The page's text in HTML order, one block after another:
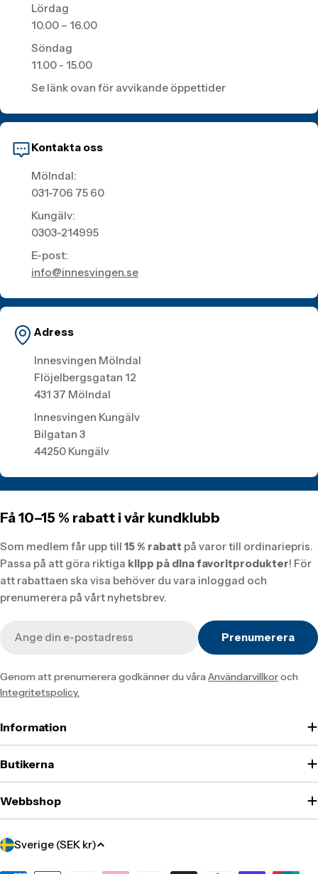
Lördag
10.00 – 16.00
Söndag
11.00 - 15.00
Se länk ovan för avvikande öppettider
Kontakta oss
Mölndal:
031-706 75 60
Kungälv:
0303-214995
E-post:
info@innesvingen.se
Adress
Innesvingen Mölndal
Flöjelbergsgatan 12
431 37 Mölndal
Innesvingen Kungälv
Bilgatan 3
44250 Kungälv
Få 10–15 % rabatt i vår kundklubb
Som medlem får upp till 15 % rabatt på varor till ordinariepris.
Passa på att göra riktiga klipp på dina favoritprodukter! För
att rabattaen ska visa behöver du vara inloggad och
prenumerera på vårt nyhetsbrev.
post
Prenumerera
Genom att prenumerera godkänner du våraAnvändarvillkoroch
Integritetspolicy.
Information
Butikerna
Webbshop
Translation
Sverige (SEK kr)